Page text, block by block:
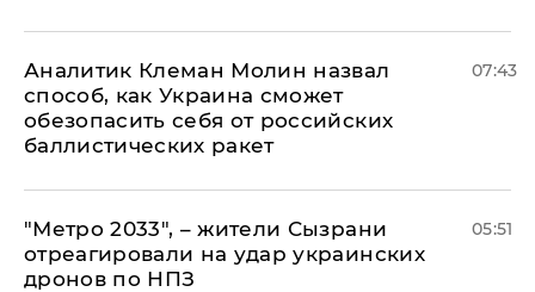
Аналитик Клеман Молин назвал
способ, как Украина сможет
обезопасить себя от российских
баллистических ракет
07:43
"Метро 2033", – жители Сызрани
отреагировали на удар украинских
дронов по НПЗ
05:51